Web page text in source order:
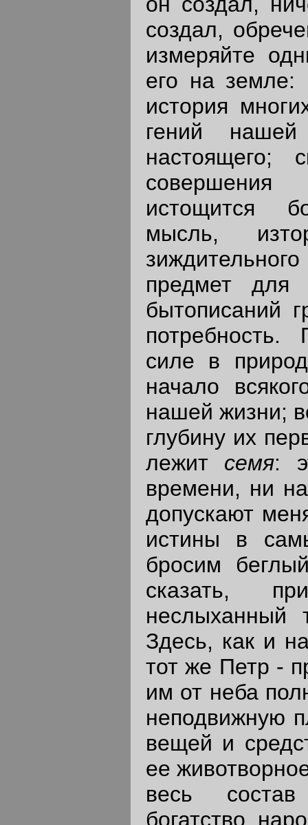
создал,
измеряйте
его на земле:
история
гений нашей
настоящего;
истощится
мысль,
предмет для
бытописаний
силе в
начало
нашей жизни;
глубину их
лежит семя:
времени, ни
допускают
истины в
бросим
сказать,
неслыханный
Здесь, как и
тот же Петр -
им от неба
неподвижную
вещей и
ее
весь состав
богатство